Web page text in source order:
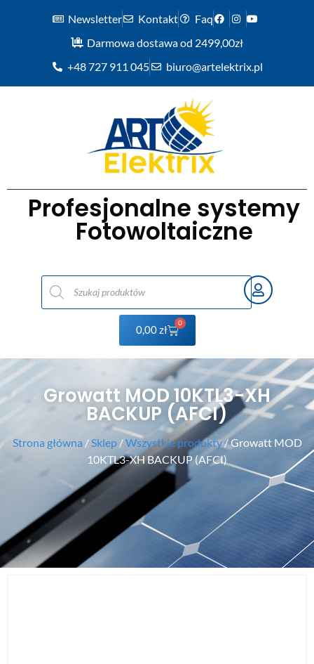
Newsletter Kontakt
Faq
Darmowa dostawa od 2499,00zł
+48 727 911 045
biuro@artelektrix.pl
Profesjonalne systemy
Fotowoltaiczne
0,00zł
0
Growatt MOD 10KTL3-XH
BACKUP (AFCI)
Strona główna / Sklep/Wszystkie produkty/ Growatt MOD
10KTL3-XH BACKUP (AFCI)